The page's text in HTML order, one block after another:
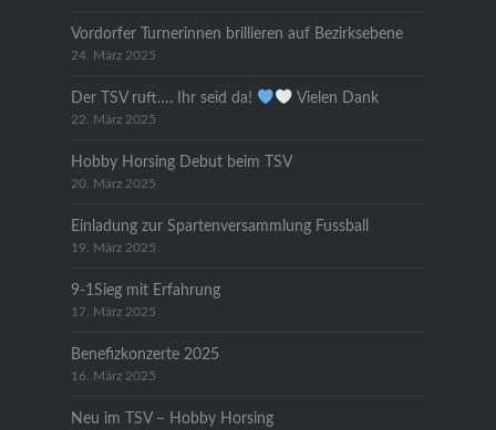
Vordorfer Turnerinnen brillieren auf Bezirksebene
24. März 2025
Der TSV ruft…. Ihr seid da! Vielen Dank
22. März 2025
Hobby Horsing Debut beim TSV
20. März 2025
Einladung zur Spartenversammlung Fussball
19. März 2025
9-1Sieg mit Erfahrung
17. März 2025
Benefizkonzerte 2025
16. März 2025
Neu im TSV – Hobby Horsing